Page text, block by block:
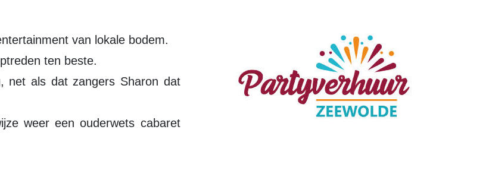
van lokale bodem.
ten beste.
net als dat zangers Sharon dat
weer een ouderwets cabaret